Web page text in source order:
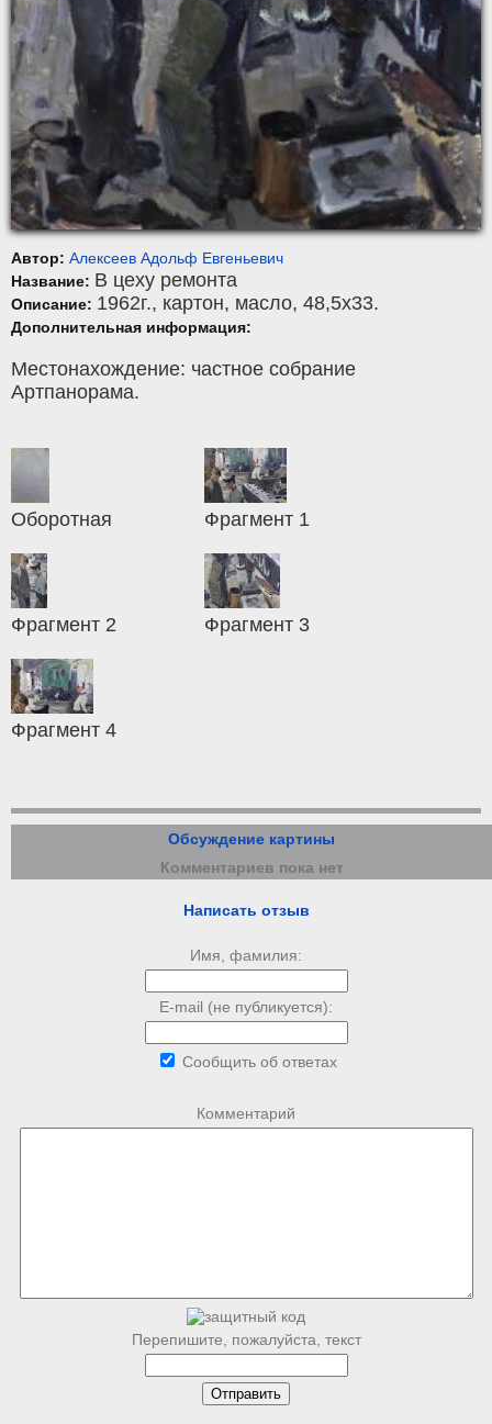
Автор: Алексеев Адольф Евгеньевич
Название: В цеху ремонта
Описание: 1962г., картон, масло, 48,5x33.
Дополнительная информация:
Местонахождение: частное собрание
Артпанорама.
Оборотная Фрагмент 1
Фрагмент 2 Фрагмент 3
Фрагмент 4
Обсуждение картины
Комментариев пока нет
Написать отзыв
Имя, фамилия:
E-mail (не публикуется):
Сообщить об ответах
Комментарий
Перепишите, пожалуйста, текст